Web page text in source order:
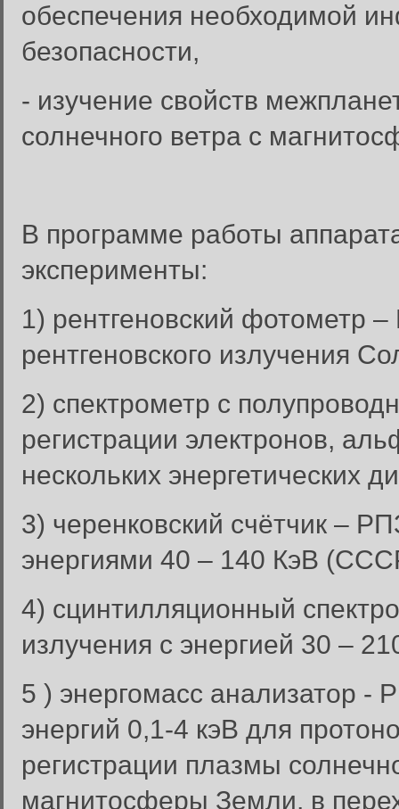
обеспечения необходимой
безопасности,
- изучение свойств
солнечного ветра с
В программе работы
эксперименты:
1) рентгеновский фотометр
рентгеновского излучения
2) спектрометр с
регистрации электронов,
нескольких энергетических
3) черенковский счётчик –
энергиями 40 – 140 КэВ
4) сцинтилляционный
излучения с энергией 30 –
5 ) энергомасс анализатор
энергий 0,1-4 кэВ для
регистрации плазмы
магнитосферы Земли, в